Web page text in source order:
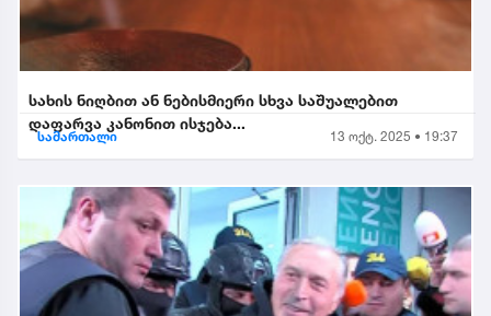
სახის ნიღბით ან ნებისმიერი სხვა საშუალებით
დაფარვა კანონით ისჯება...
სამართალი 13 ოქტ. 2025 • 19:37